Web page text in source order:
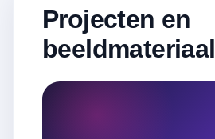
Projecten en
beeldmateriaal